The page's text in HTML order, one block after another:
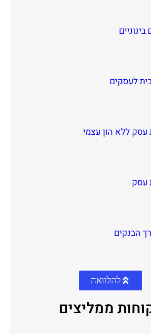
לעסקים
ללא הון עצמי
עסק
הבנקים
להלוואה
ממליצים